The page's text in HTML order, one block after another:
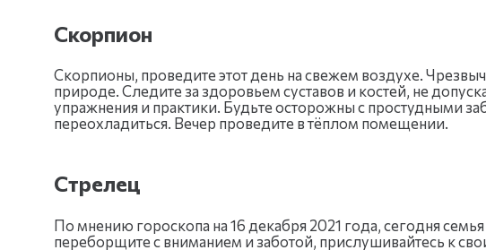
Скорпион
Скорпионы, проведите этот день на свежем воздухе.
природе. Следите за здоровьем суставов и костей, не
упражнения и практики. Будьте осторожны с простудными
переохладиться. Вечер проведите в тёплом помещении.
Стрелец
По мнению гороскопа на 16 декабря 2021 года, сегодня
переборщите с вниманием и заботой, прислушивайтесь к